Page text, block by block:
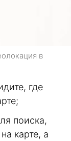
в
где
поиска,
карте, а